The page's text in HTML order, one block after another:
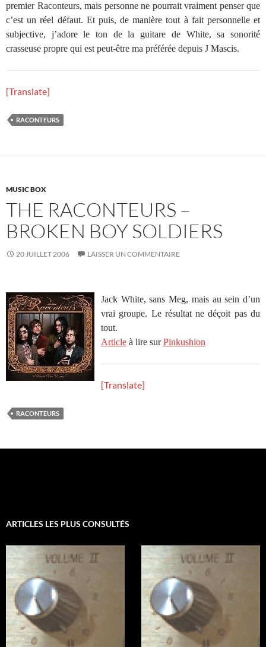
premier Raconteurs, mais personne ne pourrait vraiment penser que
c’est un réel défaut. Et puis, de manière tout à fait personnelle et
subjective, j’adore le ton de la guitare de White, sa sonorité
crasseuse propre qui est peut-être ma préférée depuis J Mascis.
[Translate]
RACONTEURS
MUSIC BOX
THE RACONTEURS –
BROKEN BOY SOLDIERS
20 JUILLET 2006 LAISSER UN COMMENTAIRE
Jack White, sans Meg, mais au sein d’un
vrai groupe. Le résultat ne déçoit pas du
tout.
Article à lire surPinkushion
[Translate]
RACONTEURS
ARTICLES LES PLUS CONSULTÉS